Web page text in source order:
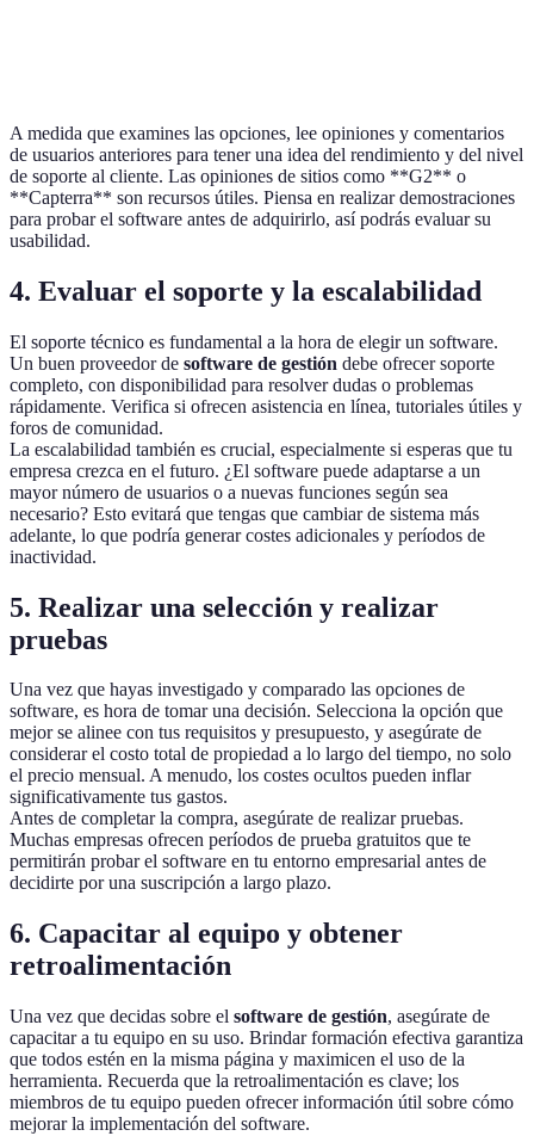
A medida que examines las opciones, lee opiniones y comentarios
de usuarios anteriores para tener una idea del rendimiento y del nivel
de soporte al cliente. Las opiniones de sitios como **G2** o
**Capterra** son recursos útiles. Piensa en realizar demostraciones
para probar el software antes de adquirirlo, así podrás evaluar su
usabilidad.
4. Evaluar el soporte y la escalabilidad
El soporte técnico es fundamental a la hora de elegir un software.
Un buen proveedor de software de gestión debe ofrecer soporte
completo, con disponibilidad para resolver dudas o problemas
rápidamente. Verifica si ofrecen asistencia en línea, tutoriales útiles y
foros de comunidad.
La escalabilidad también es crucial, especialmente si esperas que tu
empresa crezca en el futuro. ¿El software puede adaptarse a un
mayor número de usuarios o a nuevas funciones según sea
necesario? Esto evitará que tengas que cambiar de sistema más
adelante, lo que podría generar costes adicionales y períodos de
inactividad.
5. Realizar una selección y realizar
pruebas
Una vez que hayas investigado y comparado las opciones de
software, es hora de tomar una decisión. Selecciona la opción que
mejor se alinee con tus requisitos y presupuesto, y asegúrate de
considerar el costo total de propiedad a lo largo del tiempo, no solo
el precio mensual. A menudo, los costes ocultos pueden inflar
significativamente tus gastos.
Antes de completar la compra, asegúrate de realizar pruebas.
Muchas empresas ofrecen períodos de prueba gratuitos que te
permitirán probar el software en tu entorno empresarial antes de
decidirte por una suscripción a largo plazo.
6. Capacitar al equipo y obtener
retroalimentación
Una vez que decidas sobre el software de gestión, asegúrate de
capacitar a tu equipo en su uso. Brindar formación efectiva garantiza
que todos estén en la misma página y maximicen el uso de la
herramienta. Recuerda que la retroalimentación es clave; los
miembros de tu equipo pueden ofrecer información útil sobre cómo
mejorar la implementación del software.